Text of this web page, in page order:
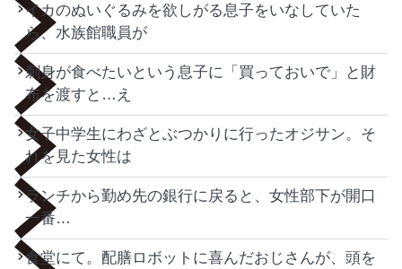
イカのぬいぐるみを欲しがる息子をいなしていた
ら、水族館職員が
刺身が食べたいという息子に「買っておいで」と財
布を渡すと…え
女子中学生にわざとぶつかりに行ったオジサン。そ
れを見た女性は
ランチから勤め先の銀行に戻ると、女性部下が開口
一番…
食堂にて。配膳ロボットに喜んだおじさんが、頭を